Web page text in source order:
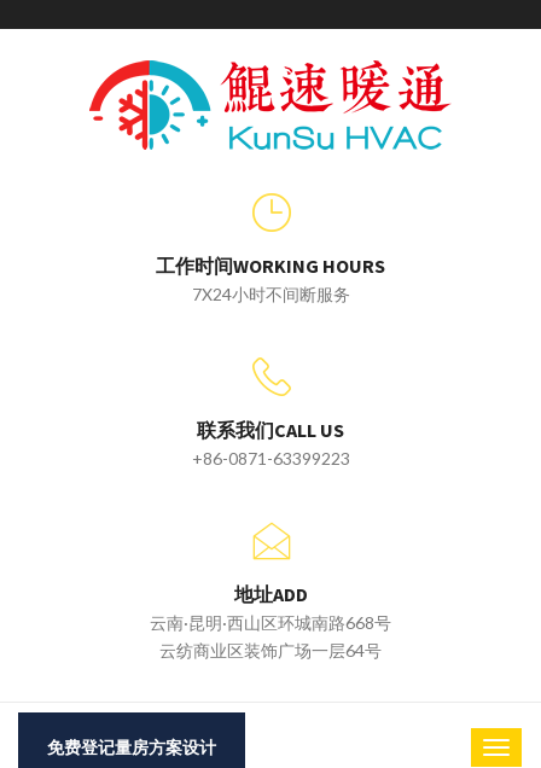
工作时间WORKING HOURS
7X24小时不间断服务
联系我们CALL US
+86-0871-63399223
地址ADD
云南·昆明·西山区环城南路668号
云纺商业区装饰广场一层64号
免费登记量房方案设计